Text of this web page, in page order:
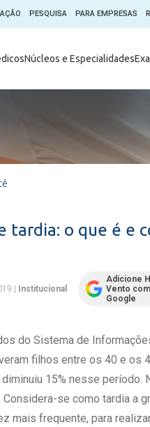
PESQUISA PARA EMPRESAS
Núcleos e Especialidades
Digital
de Ética em Pesquisa (CEP)
e Você
de Sangue
Internacional
de Gestão
- Portal Médico
tardia: o que é e
Institucional
Adicione
Vento
Google
do Sistema de
filhos entre os 40 e os
15% nesse
Considera-se como tardia a
mais frequente, para